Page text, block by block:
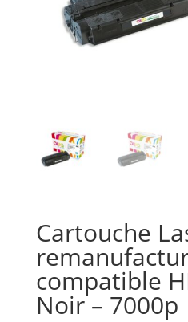
Cartouche
compatible
Noir – 7000p